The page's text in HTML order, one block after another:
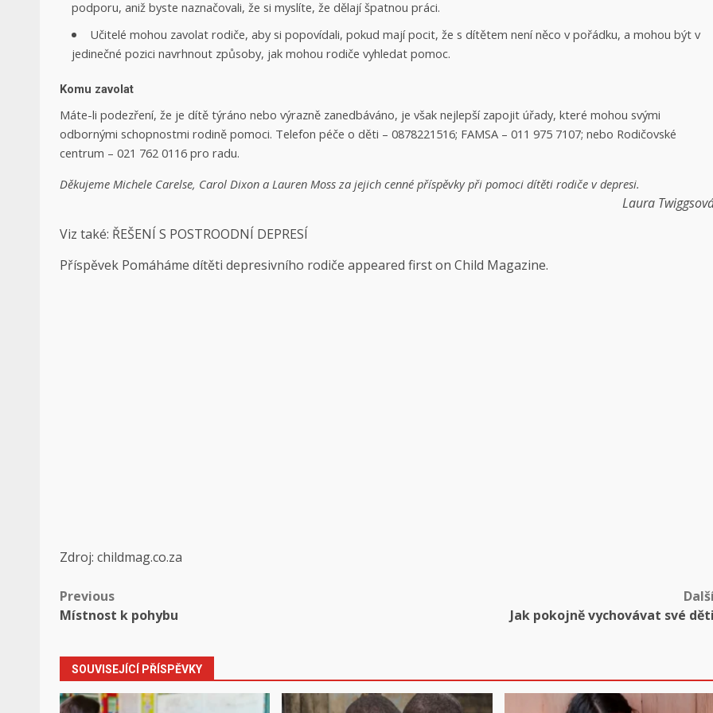
podporu, aniž byste naznačovali, že si myslíte, že dělají špatnou práci.
Učitelé mohou zavolat rodiče, aby si popovídali, pokud mají pocit, že s dítětem není něco v pořádku, a mohou být v
jedinečné pozici navrhnout způsoby, jak mohou rodiče vyhledat pomoc.
Komu zavolat
Máte-li podezření, že je dítě týráno nebo výrazně zanedbáváno, je však nejlepší zapojit úřady, které mohou svými
odbornými schopnostmi rodině pomoci. Telefon péče o děti – 0878221516; FAMSA – 011 975 7107; nebo Rodičovské
centrum – 021 762 0116 pro radu.
Děkujeme Michele Carelse, Carol Dixon a Lauren Moss za jejich cenné příspěvky při pomoci dítěti rodiče v depresi.
Laura
Viz také: ŘEŠENÍ S POSTROODNÍ DEPRESÍ
Příspěvek Pomáháme dítěti depresivního rodiče appeared first on Child Magazine.
Zdroj: childmag.co.za
Post
navigation
Previous
Místnost k pohybu
Jak pokojně vychovávat své
SOUVISEJÍCÍ PŘÍSPĚVKY